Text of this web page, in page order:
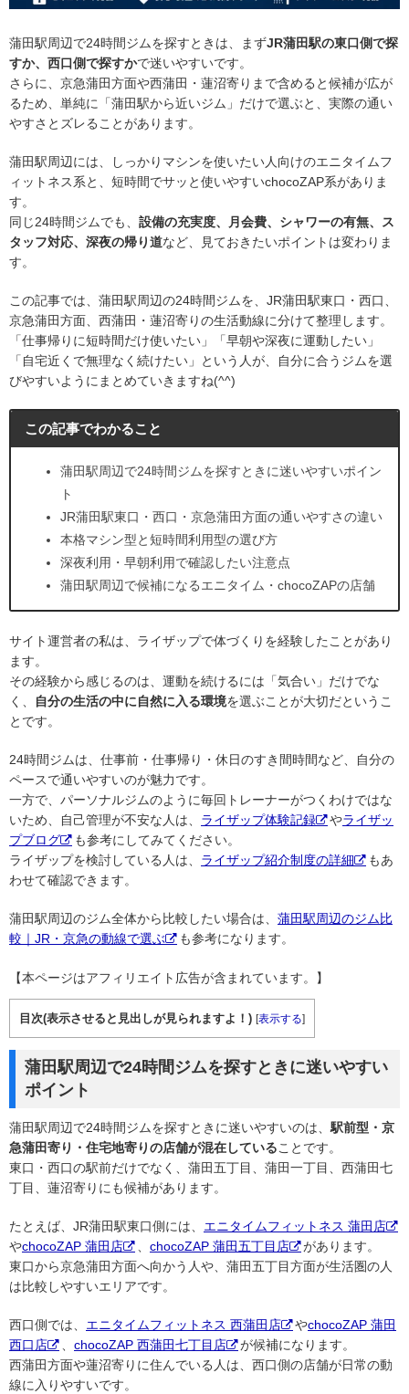
蒲田駅周辺で24時間ジムを探すときは、まずJR蒲田駅の東口側で探
すか、西口側で探すかで迷いやすいです。
さらに、京急蒲田方面や西蒲田・蓮沼寄りまで含めると候補が広が
るため、単純に「蒲田駅から近いジム」だけで選ぶと、実際の通い
やすさとズレることがあります。
蒲田駅周辺には、しっかりマシンを使いたい人向けのエニタイムフ
ィットネス系と、短時間でサッと使いやすいchocoZAP系がありま
す。
同じ24時間ジムでも、 設備の充実度、月会費、シャワーの有無、ス
タッフ対応、深夜の帰り道など、見ておきたいポイントは変わりま
す。
この記事では、蒲田駅周辺の24時間ジムを、JR蒲田駅東口・西口、
京急蒲田方面、西蒲田・蓮沼寄りの生活動線に分けて整理します。
「仕事帰りに短時間だけ使いたい」「早朝や深夜に運動したい」
「自宅近くで無理なく続けたい」という人が、自分に合うジムを選
びやすいようにまとめていきますね(^^)
この記事でわかること
蒲田駅周辺で24時間ジムを探すときに迷いやすいポイン
ト
JR蒲田駅東口・西口・京急蒲田方面の通いやすさの違い
本格マシン型と短時間利用型の選び方
深夜利用・早朝利用で確認したい注意点
蒲田駅周辺で候補になるエニタイム・chocoZAPの店舗
サイト運営者の私は、ライザップで体づくりを経験したことがあり
ます。
その経験から感じるのは、運動を続けるには「気合い」だけでな
く、
自分の生活の中に自然に入る環境を選ぶことが大切だというこ
とです。
24時間ジムは、仕事前・仕事帰り・休日のすき間時間など、自分の
ペースで通いやすいのが魅力です。
一方で、パーソナルジムのように毎回トレーナーがつくわけではな
いため、自己管理が不安な人は、 ライザップ体験記録 やライザッ
プブログ
も参考にしてみてください。
ライザップを検討している人は、 ライザップ紹介制度の詳細
もあ
わせて確認できます。
蒲田駅周辺のジム全体から比較したい場合は、 蒲田駅周辺のジム比
較｜JR・京急の動線で選ぶ
も参考になります。
【本ページはアフィリエイト広告が含まれています。】
目次(表示させると見出しが見られますよ！) [表示する]
蒲田駅周辺で24時間ジムを探すときに迷いやすい
ポイント
蒲田駅周辺で24時間ジムを探すときに迷いやすいのは、 駅前型・京
急蒲田寄り・住宅地寄りの店舗が混在していることです。
東口・西口の駅前だけでなく、蒲田五丁目、蒲田一丁目、西蒲田七
丁目、蓮沼寄りにも候補があります。
たとえば、JR蒲田駅東口側には、 エニタイムフィットネス 蒲田店
やchocoZAP 蒲田店 chocoZAP 蒲田五丁目店
があります。
東口から京急蒲田方面へ向かう人や、蒲田五丁目方面が生活圏の人
は比較しやすいエリアです。
西口側では、 エニタイムフィットネス 西蒲田店 やchocoZAP 蒲田
西口店
chocoZAP 西蒲田七丁目店
が候補になります。
西蒲田方面や蓮沼寄りに住んでいる人は、西口側の店舗が日常の動
線に入りやすいです。